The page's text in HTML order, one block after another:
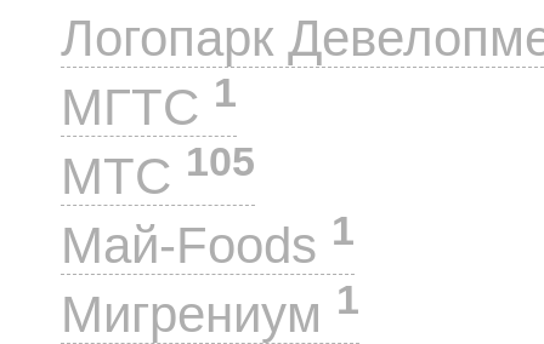
Логопарк
МГТС 1
МТС 105
Май-Foods 1
Мигрениум 1